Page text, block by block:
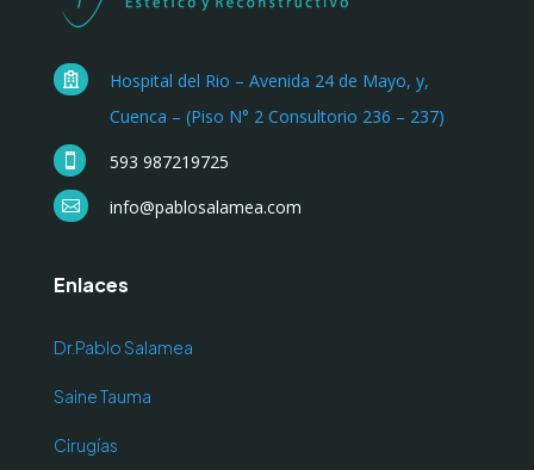

Hospital del Rio – Avenida 24 de Mayo, y,
Cuenca – (Piso N° 2 Consultorio 236 – 237)
 593 987219725
 info@pablosalamea.com
Enlaces
Dr.Pablo Salamea
Saine Tauma
Cirugías